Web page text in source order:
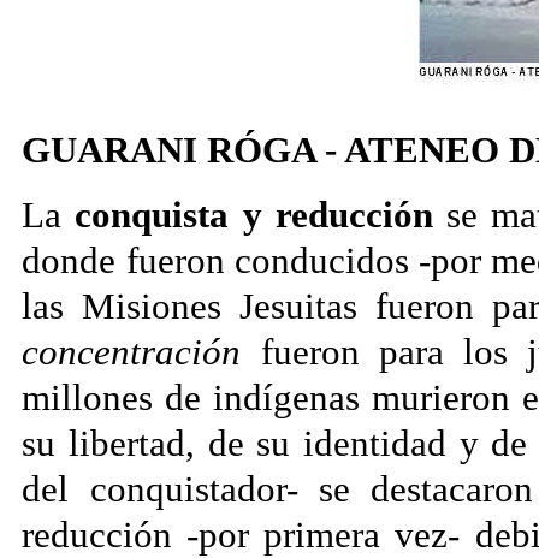
GUARANI RÓGA - ATENEO
La conquista y reducciónse
donde fueron conducidos -por
las Misiones Jesuitas fueron
concentración fueron para
millones de indígenas murieron
su libertad, de su identidad y
del conquistador- se
reducción -por primera vez-